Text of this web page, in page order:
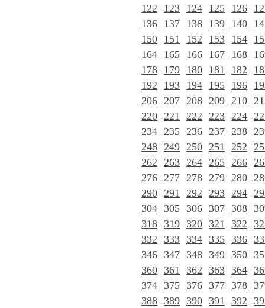
122
123 124 125 126
136 137 138 139 140
150 151 152 153 154
164 165 166 167 168
178 179 180 181 182
192
193 194 195 196
206 207 208 209 210
220 221 222 223 224
234 235 236 237 238
248 249 250 251 252
262 263 264 265 266
276 277 278 279 280
290 291 292 293 294
304 305 306 307 308
318 319 320 321 322
332 333 334 335 336
346 347 348 349 350
360 361 362 363 364
374 375 376 377 378
388 389 390 391 392